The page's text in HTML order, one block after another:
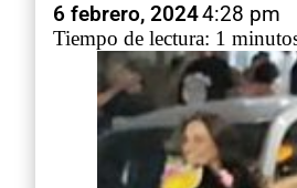
6 febrero, 20244:28 pm
Tiempo de lectura: 1